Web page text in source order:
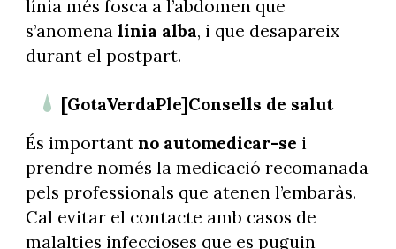
línia més fosca a l’abdomen que
s’anomena línia alba, i que desapareix
durant el postpart.
[GotaVerdaPle]Consells de salut
És important no automedicar-se i
prendre només la medicació recomanada
pels professionals que atenen l’embaràs.
Cal evitar el contacte amb casos de
malalties infeccioses que es puguin